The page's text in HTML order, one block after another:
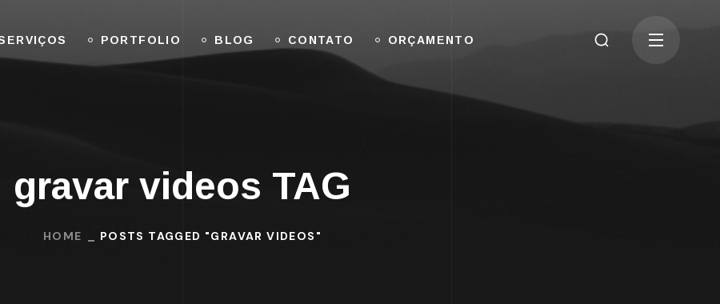
PORTFOLIO BLOG CONTATO ORÇAMENTO
gravar videos TAG
HOME POSTS TAGGED "GRAVAR VIDEOS"